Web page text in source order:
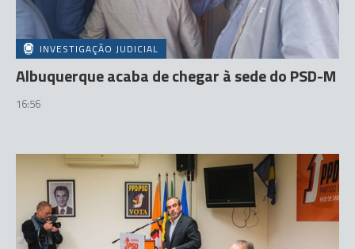
INVESTIGAÇÃO JUDICIAL
Albuquerque acaba de chegar à sede do PSD-M
16:56